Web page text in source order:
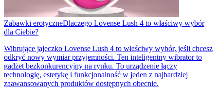
Zabawki erotyczneDlaczego Lovense Lush 4 to właściwy wybór
dla Ciebie?
Wibrujące jajeczko Lovense Lush 4 to właściwy wybór, jeśli chcesz
odkryć nowy wymiar przyjemności. Ten inteligentny wibrator to
gadżet bezkonkurencyjny na rynku. To urządzenie łączy
technologię, estetykę i funkcjonalność w jeden z najbardziej
zaawansowanych produktów dostępnych obecnie.